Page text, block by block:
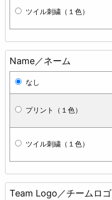
ツイル刺繍（１色）
Name／ネーム
なし
プリント（１色）
ツイル刺繍（１色）
Team Logo／チームロゴ